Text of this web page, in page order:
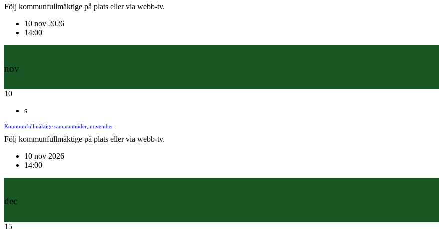
Följ kommunfullmäktige på plats eller via webb-tv.
10 nov 2026
14:00
nov
10
s
Kommunfullmäktige sammanträder, november
Följ kommunfullmäktige på plats eller via webb-tv.
10 nov 2026
14:00
dec
15